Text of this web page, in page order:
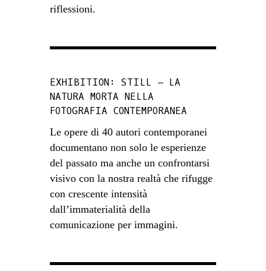
riflessioni.
EXHIBITION: STILL – LA
NATURA MORTA NELLA
FOTOGRAFIA CONTEMPORANEA
Le opere di 40 autori contemporanei
documentano non solo le esperienze
del passato ma anche un confrontarsi
visivo con la nostra realtà che rifugge
con crescente intensità
dall’immaterialità della
comunicazione per immagini.